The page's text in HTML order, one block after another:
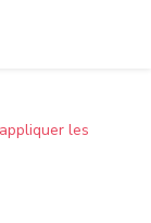
les